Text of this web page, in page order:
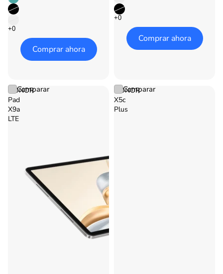
Comprar ahora
Comparar
Comprar ahora
Comparar
HONOR
Pad
X9a
LTE
HONOR
X5c
Plus